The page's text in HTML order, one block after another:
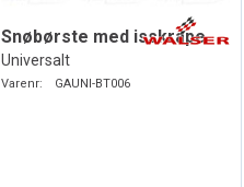
Snøbørste med isskrape
Universalt
Varenr: GAUNI-BT006